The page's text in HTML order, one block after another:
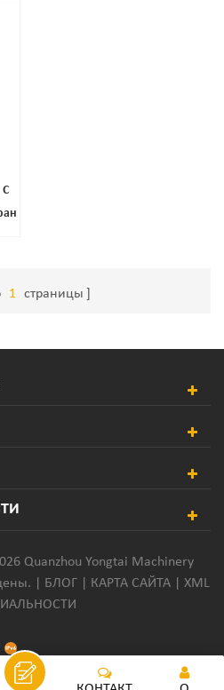
С
1 страницы
Quanzhou Yongtai Machinery
| БЛОГ КАРТА САЙТА
XML